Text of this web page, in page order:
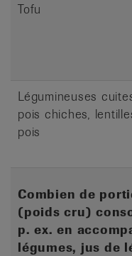
Tofu
Légumineuses
pois chiches,
pois
Combien de
(poids cru)
p. ex. en
légumes, jus de